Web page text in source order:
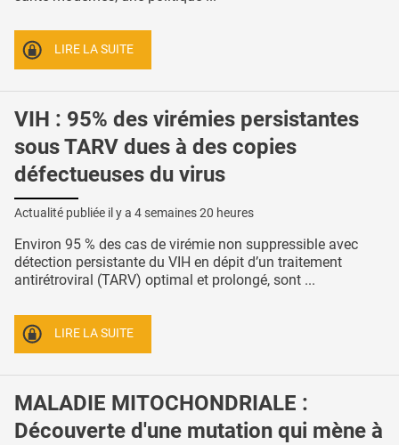
LIRE LA SUITE
VIH : 95% des virémies persistantes
sous TARV dues à des copies
défectueuses du virus
Actualité publiée il y a 4 semaines 20 heures
Environ 95 % des cas de virémie non suppressible avec
détection persistante du VIH en dépit d’un traitement
antirétroviral (TARV) optimal et prolongé, sont ...
LIRE LA SUITE
MALADIE MITOCHONDRIALE :
Découverte d'une mutation qui mène à